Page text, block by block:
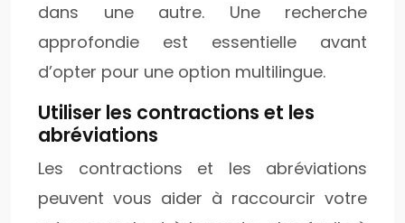
dans une autre. Une recherche
approfondie est essentielle avant
d’opter pour une option multilingue.
Utiliser les contractions et les
abréviations
Les contractions et les abréviations
peuvent vous aider à raccourcir votre